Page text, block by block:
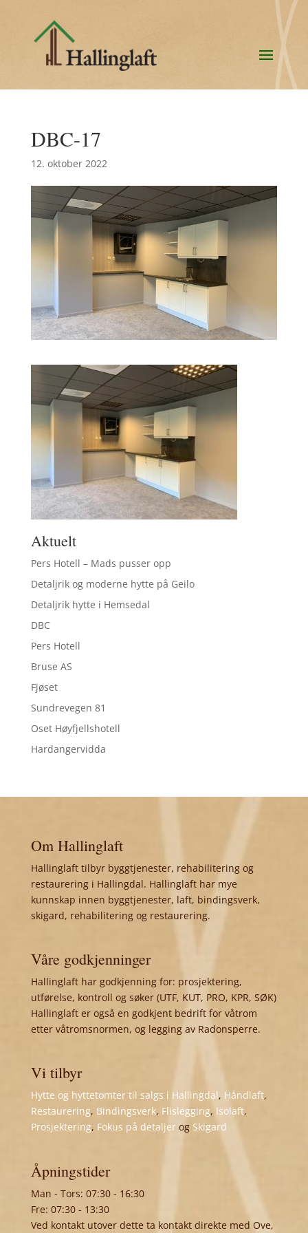
DBC-17
12. oktober 2022
Aktuelt
Pers Hotell – Mads pusser opp
Detaljrik og moderne hytte på Geilo
Detaljrik hytte i Hemsedal
DBC
Pers Hotell
Bruse AS
Fjøset
Sundrevegen 81
Oset Høyfjellshotell
Hardangervidda
Om Hallinglaft
Hallinglaft tilbyr byggtjenester, rehabilitering og
restaurering i Hallingdal. Hallinglaft har mye
kunnskap innen byggtjenester, laft, bindingsverk,
skigard, rehabilitering og restaurering.
Våre godkjenninger
Hallinglaft har godkjenning for: prosjektering,
utførelse, kontroll og søker (UTF, KUT, PRO, KPR, SØK)
Hallinglaft er også en godkjent bedrift for våtrom
etter våtromsnormen, og legging av Radonsperre.
Vi tilbyr
Hytte og hyttetomter til salgs i Hallingdal, Håndlaft,
Restaurering, Bindingsverk, Flislegging, Isolaft,
Prosjektering, Fokus på detaljerog Skigard
Åpningstider
Man - Tors: 07:30 - 16:30
Fre: 07:30 - 13:30
Ved kontakt utover dette ta kontakt direkte med Ove,